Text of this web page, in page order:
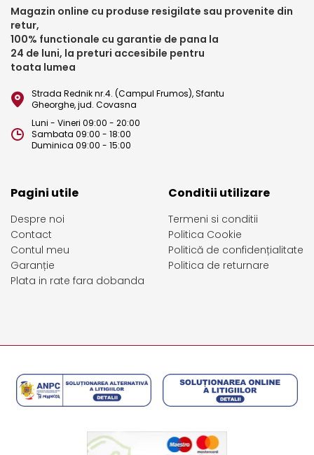
Magazin online cu produse resigilate sau provenite din
retur,
100% functionale cu garantie de pana la
24 de luni, la preturi accesibile pentru
toata lumea
Strada Rednik nr.4. (Campul Frumos), Sfantu
Gheorghe, jud. Covasna
Luni - Vineri 09:00 - 20:00
Sambata 09:00 - 18:00
Duminica 09:00 - 15:00
Pagini utile
Despre noi
Contact
Contul meu
Garanție
Plata in rate fara dobanda
Conditii utilizare
Termeni si conditii
Politica Cookie
Politică de confidențialitate
Politica de returnare